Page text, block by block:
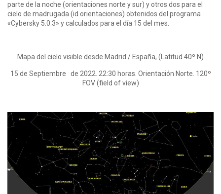
parte de la noche (orientaciones norte y sur) y otros dos para el
cielo de madrugada (id orientaciones) obtenidos del programa
«Cybersky 5.0.3» y calculados para el día 15 del mes.
Mapa del cielo visible desde Madrid / España, (Latitud 40º N)
15 de Septiembre de 2022. 22:30 horas. Orientación Norte. 120º
FOV (field of view)